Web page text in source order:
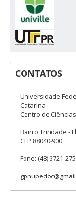
CONTATOS
Universidade
Catarina
Centro de
Bairro Trindade -
CEP 88040-900
Fone: (48) 3721-